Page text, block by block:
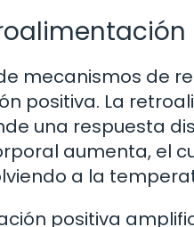
mecanismos de
positiva. La
una respuesta
aumenta, el
a la
positiva